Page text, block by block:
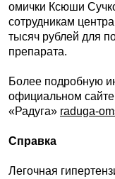
омички Ксюши
сотрудникам
тысяч рублей для
препарата.
Более подробную
официальном сайте
«Радуга» raduga-
Справка
Легочная